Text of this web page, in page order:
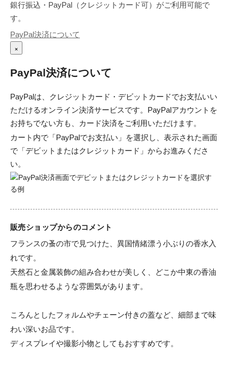
銀行振込・PayPal（クレジットカード可）がご利用可能で
す。
PayPal決済について
×
PayPal決済について
PayPalは、クレジットカード・デビットカードでお支払いい
ただけるオンライン決済サービスです。PayPalアカウントを
お持ちでない方も、カード決済をご利用いただけます。
カート内で「PayPalでお支払い」を選択し、表示された画面
で「デビットまたはクレジットカード」からお進みくださ
い。
販売ショップからのコメント
フランスの蚤の市で見つけた、異国情緒漂う小ぶりの香水入
れです。
天然石と金属装飾の組み合わせが美しく、どこか中東の香油
瓶を思わせるような雰囲気があります。
ころんとしたフォルムやチェーン付きの蓋など、細部まで味
わい深いお品です。
ディスプレイや撮影小物としてもおすすめです。